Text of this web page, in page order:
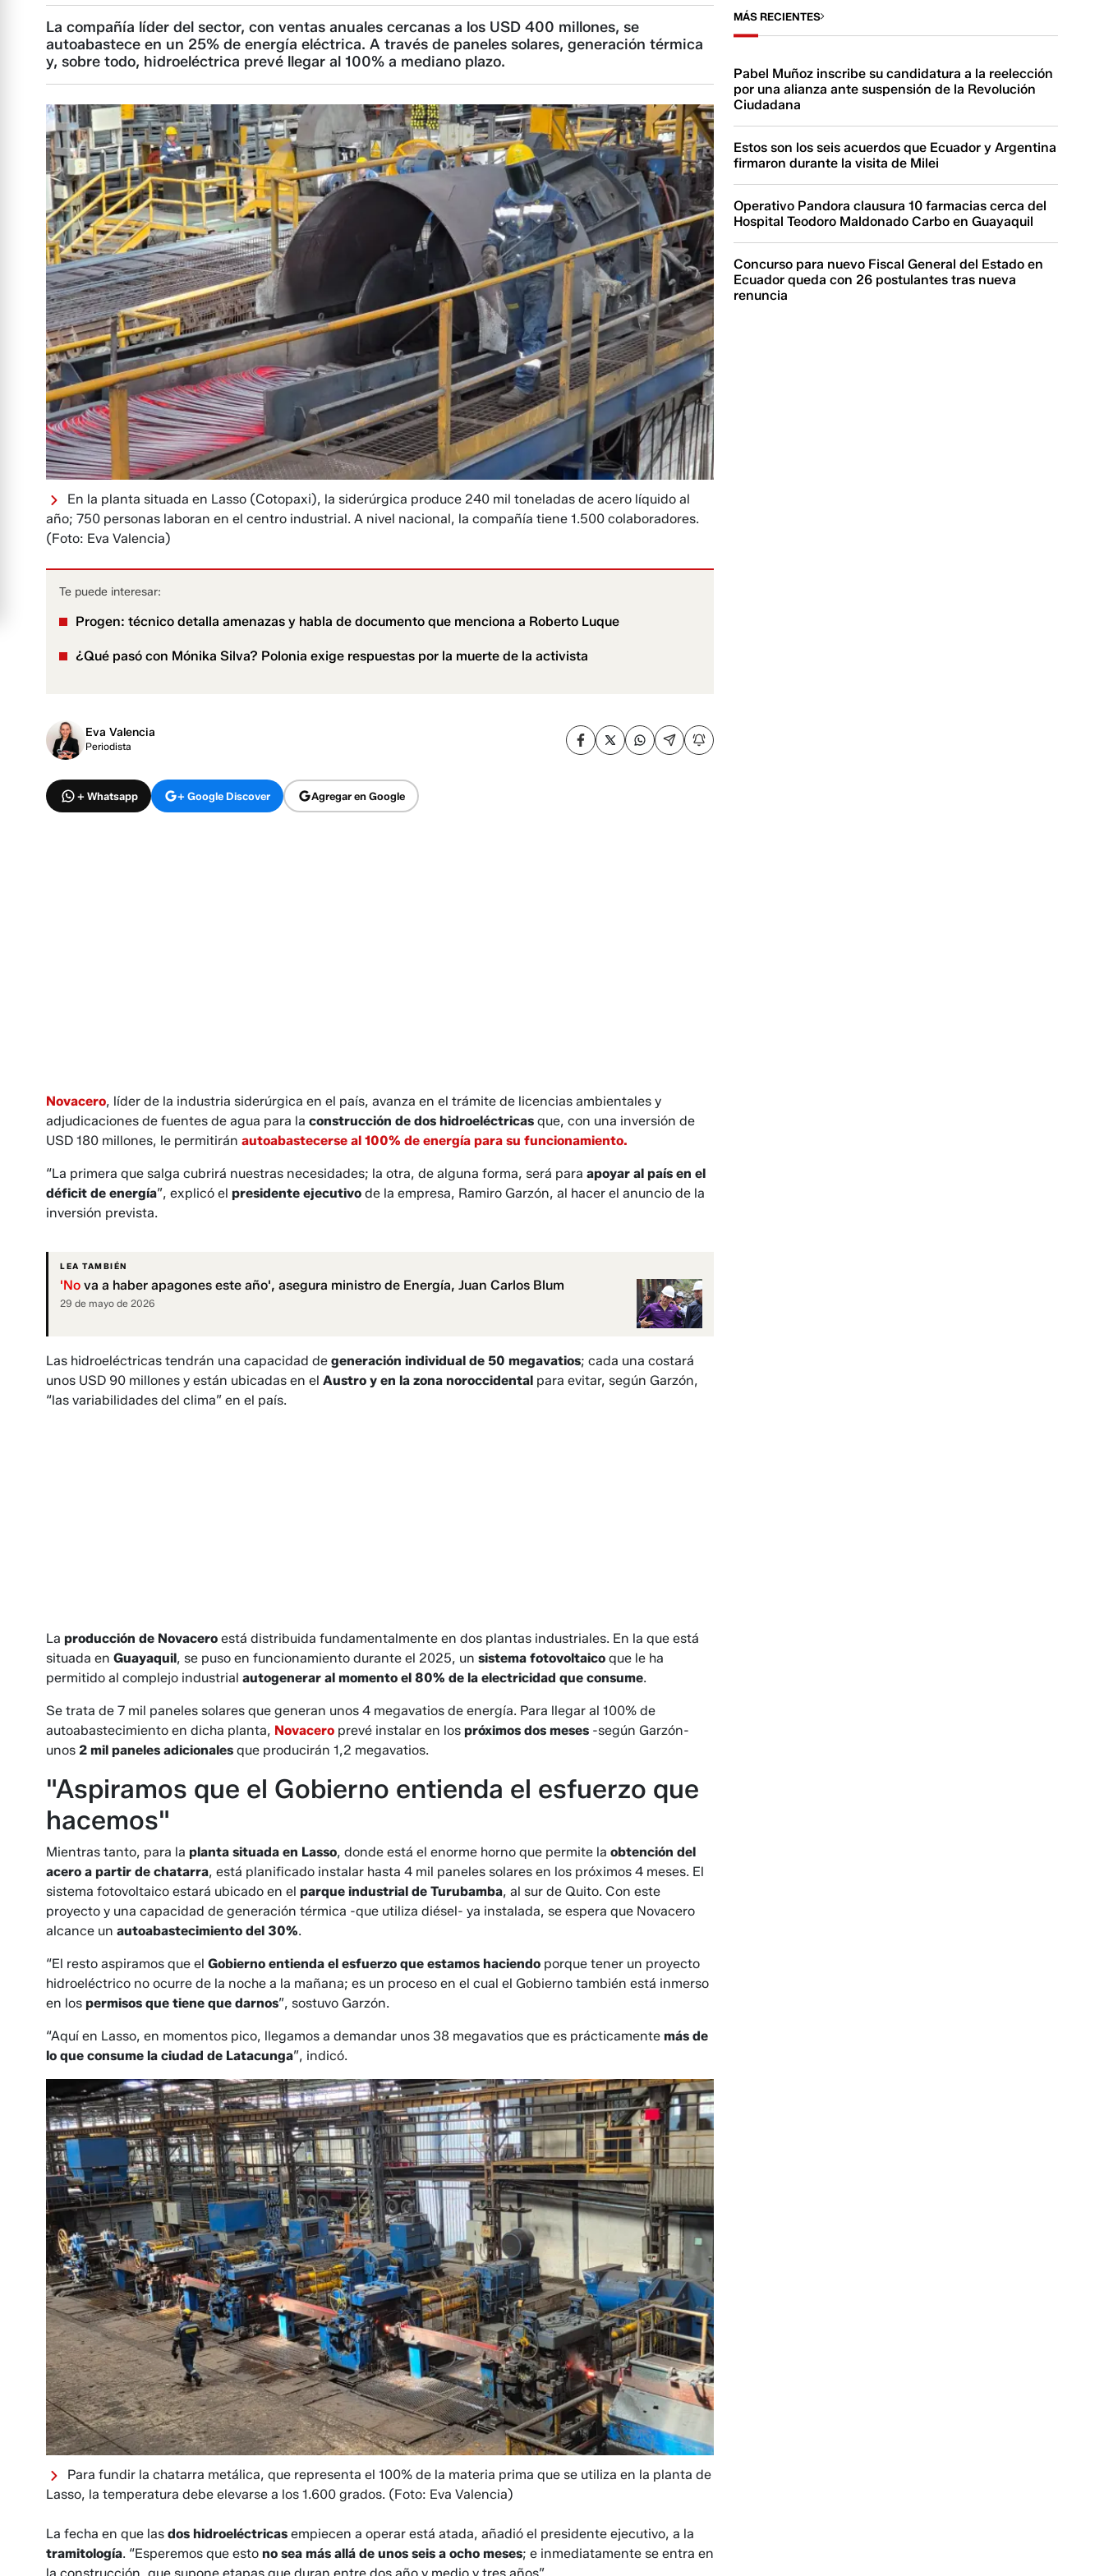
La compañía líder del sector, con ventas anuales cercanas a los USD 400 millones, se
autoabastece en un 25% de energía eléctrica. A través de paneles solares, generación térmica
y, sobre todo, hidroeléctrica prevé llegar al 100% a mediano plazo.
En la planta situada en Lasso (Cotopaxi), la siderúrgica produce 240 mil toneladas de acero líquido al
año; 750 personas laboran en el centro industrial. A nivel nacional, la compañía tiene 1.500 colaboradores.
(Foto: Eva Valencia)
Te puede interesar:
Progen: técnico detalla amenazas y habla de documento que menciona a Roberto Luque
¿Qué pasó con Mónika Silva? Polonia exige respuestas por la muerte de la activista
Eva Valencia
Periodista
+ Whatsapp + Google Discover Agregar en Google
Novacero, líder de la industria siderúrgica en el país, avanza en el trámite de licencias ambientales y
adjudicaciones de fuentes de agua para la construcción de dos hidroeléctricas que, con una inversión de
USD 180 millones, le permitirán autoabastecerse al 100% de energía para su funcionamiento.
“La primera que salga cubrirá nuestras necesidades; la otra, de alguna forma, será para apoyar al país en el
déficit de energía”, explicó el presidente ejecutivo de la empresa, Ramiro Garzón, al hacer el anuncio de la
inversión prevista.
LEA TAMBIÉN
'No va a haber apagones este año', asegura ministro de Energía, Juan Carlos Blum
29 de mayo de 2026
Las hidroeléctricas tendrán una capacidad de generación individual de 50 megavatios; cada una costará
unos USD 90 millones y están ubicadas en el Austro y en la zona noroccidental para evitar, según Garzón,
“las variabilidades del clima” en el país.
La producción de Novacero está distribuida fundamentalmente en dos plantas industriales. En la que está
situada en Guayaquil, se puso en funcionamiento durante el 2025, un sistema fotovoltaico que le ha
permitido al complejo industrial autogenerar al momento el 80% de la electricidad que consume.
Se trata de 7 mil paneles solares que generan unos 4 megavatios de energía. Para llegar al 100% de
autoabastecimiento en dicha planta, Novacero prevé instalar en los próximos dos meses -según Garzón-
unos 2 mil paneles adicionales que producirán 1,2 megavatios.
"Aspiramos que el Gobierno entienda el esfuerzo que
hacemos"
Mientras tanto, para la planta situada en Lasso, donde está el enorme horno que permite la obtención del
acero a partir de chatarra, está planificado instalar hasta 4 mil paneles solares en los próximos 4 meses. El
sistema fotovoltaico estará ubicado en el parque industrial de Turubamba, al sur de Quito. Con este
proyecto y una capacidad de generación térmica -que utiliza diésel- ya instalada, se espera que Novacero
alcance un autoabastecimiento del 30%.
“El resto aspiramos que el Gobierno entienda el esfuerzo que estamos haciendo porque tener un proyecto
hidroeléctrico no ocurre de la noche a la mañana; es un proceso en el cual el Gobierno también está inmerso
en los permisos que tiene que darnos”, sostuvo Garzón.
“Aquí en Lasso, en momentos pico, llegamos a demandar unos 38 megavatios que es prácticamente más de
lo que consume la ciudad de Latacunga”, indicó.
Para fundir la chatarra metálica, que representa el 100% de la materia prima que se utiliza en la planta de
Lasso, la temperatura debe elevarse a los 1.600 grados. (Foto: Eva Valencia)
La fecha en que las dos hidroeléctricas empiecen a operar está atada, añadió el presidente ejecutivo, a la
tramitología. “Esperemos que esto no sea más allá de unos seis a ocho meses; e inmediatamente se entra en
MÁS RECIENTES
Pabel Muñoz inscribe su candidatura a la reelección
por una alianza ante suspensión de la Revolución
Ciudadana
Estos son los seis acuerdos que Ecuador y Argentina
firmaron durante la visita de Milei
Operativo Pandora clausura 10 farmacias cerca del
Hospital Teodoro Maldonado Carbo en Guayaquil
Concurso para nuevo Fiscal General del Estado en
Ecuador queda con 26 postulantes tras nueva
renuncia